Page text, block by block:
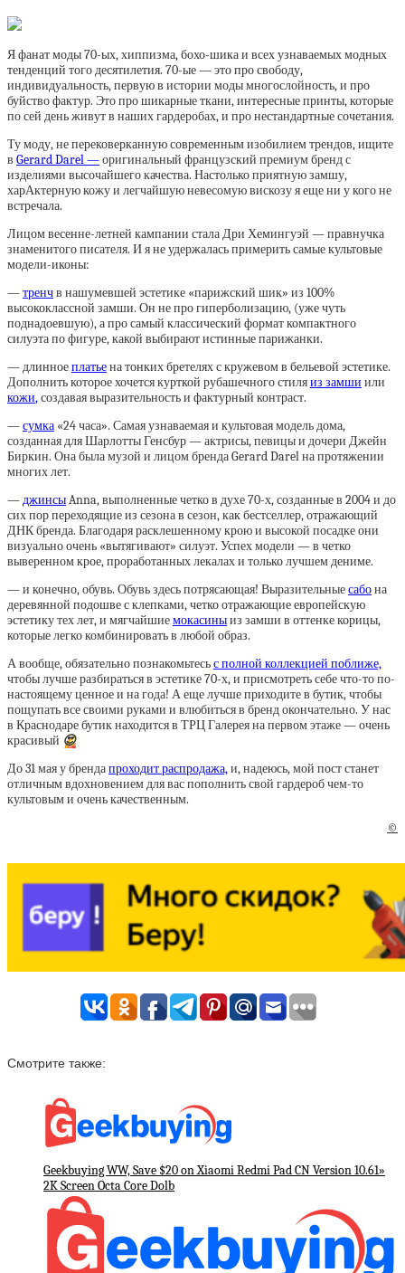
Я фанат моды 70-ых, хиппизма, бохо-шика и всех узнаваемых модных
тенденций того десятилетия. 70-ые — это про свободу,
индивидуальность, первую в истории моды многослойность, и про
буйство фактур. Это про шикарные ткани, интересные принты, которые
по сей день живут в наших гардеробах, и про нестандартные сочетания.
Ту моду, не перековерканную современным изобилием трендов, ищите
в Gerard Darel—оригинальный французский премиум бренд с
изделиями высочайшего качества. Настолько приятную замшу,
харАктерную кожу и легчайшую невесомую вискозу я еще ни у кого не
встречала.
Лицом весенне-летней кампании стала Дри Хемингуэй — правнучка
знаменитого писателя. И я не удержалась примерить самые культовые
модели-иконы:
—тренчв нашумевшей эстетике «парижский шик» из 100%
высококлассной замши. Он не про гиперболизацию, (уже чуть
поднадоевшую), а про самый классический формат компактного
силуэта по фигуре, какой выбирают истинные парижанки.
— длинноеплатьена тонких бретелях с кружевом в бельевой эстетике.
Дополнить которое хочется курткой рубашечного стиляиз замши или
кожи,создавая выразительность и фактурный контраст.
—сумка «24 часа». Самая узнаваемая и культовая модель дома,
созданная для Шарлотты Генсбур — актрисы, певицы и дочери Джейн
Биркин. Она была музой и лицом бренда Gerard Darel на протяжении
многих лет.
—джинсыAnna, выполненные четко в духе 70-х, созданные в 2004 и до
сих пор переходящие из сезона в сезон, как бестселлер, отражающий
ДНК бренда. Благодаря расклешенному крою и высокой посадке они
визуально очень «вытягивают» силуэт. Успех модели — в четко
выверенном крое, проработанных лекалах и только лучшем дениме.
— и конечно, обувь. Обувь здесь потрясающая! Выразительныесабона
деревянной подошве с клепками, четко отражающие европейскую
эстетику тех лет, и мягчайшиемокасиныиз замши в оттенке корицы,
которые легко комбинировать в любой образ.
А вообще, обязательно познакомьтесьс полной коллекцией поближе,
чтобы лучше разбираться в эстетике 70-х, и присмотреть себе что-то по-
настоящему ценное и на года! А еще лучше приходите в бутик, чтобы
пощупать все своими руками и влюбиться в бренд окончательно. У нас
в Краснодаре бутик находится в ТРЦ Галерея на первом этаже — очень
красивый 😍
До 31 мая у брендапроходит распродажа,и, надеюсь, мой пост станет
отличным вдохновением для вас пополнить свой гардероб чем-то
культовым и очень качественным.
©
Смотрите также:
Geekbuying WW, Save $20 on Xiaomi Redmi Pad CN Version 10.61»
2K Screen Octa Core Dolb